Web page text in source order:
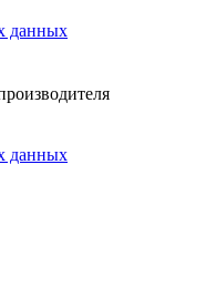
данных
данных